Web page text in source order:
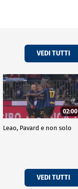
VEDI TUTTI
02:00
Leao, Pavard e non solo
VEDI TUTTI